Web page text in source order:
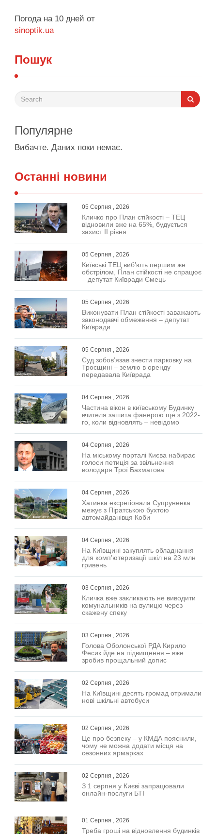
Погода на 10 дней от
sinoptik.ua
Пошук
Популярне
Вибачте. Даних поки немає.
Останні новини
05 Серпня , 2026
Кличко про План стійкості – ТЕЦ
відновили вже на 65%, будується
захист ІІ рівня
05 Серпня , 2026
Київські ТЕЦ виб’ють першим же
обстрілом, План стійкості не спрацює
– депутат Київради Ємець
05 Серпня , 2026
Виконувати План стійкості заважають
законодавчі обмеження – депутат
Київради
05 Серпня , 2026
Суд зобов’язав знести парковку на
Троєщині – землю в оренду
передавала Київрада
04 Серпня , 2026
Частина вікон в київському Будинку
вчителя зашита фанерою ще з 2022-
го, коли відновлять – невідомо
04 Серпня , 2026
На міському порталі Києва набирає
голоси петиція за звільнення
володаря Трої Бахматова
04 Серпня , 2026
Хатинка ексрегіонала Супруненка
межує з Піратською бухтою
автомайданівця Коби
04 Серпня , 2026
На Київщині закуплять обладнання
для комп’ютеризації шкіл на 23 млн
гривень
03 Серпня , 2026
Кличка вже закликають не виводити
комунальників на вулицю через
скажену спеку
03 Серпня , 2026
Голова Оболонської РДА Кирило
Фесик йде на підвищення – вже
зробив прощальний допис
02 Серпня , 2026
На Київщині десять громад отримали
нові шкільні автобуси
02 Серпня , 2026
Це про безпеку – у КМДА пояснили,
чому не можна додати місця на
сезонних ярмарках
02 Серпня , 2026
З 1 серпня у Києві запрацювали
онлайн-послуги БТІ
01 Серпня , 2026
Треба гроші на відновлення будинків